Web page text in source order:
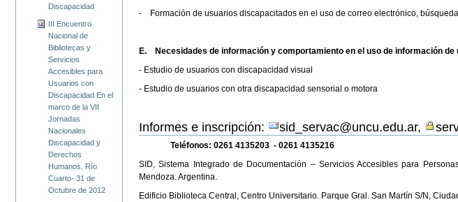
Discapacidad
III Encuentro
Nacional de
Bibliotecas y
Servicios
Accesibles para
Usuarios con
Discapacidad En el
marco de la VII
Jornadas
Nacionales
Discapacidad y
Derechos
Humanos. Río
Cuarto- 31 de
Octubre de 2012
- Formación de usuarios discapacitados en el uso de correo electrónico,
E.Necesidades de información y comportamiento en el uso de información de
- Estudio de usuarios con discapacidad visual
- Estudio de usuarios con otra discapacidad sensorial o motora
Informes e inscripción: sid_servac@uncu.edu.ar,
Teléfonos: 0261 4135203 - 0261 4135216
SID, Sistema Integrado de Documentación – Servicios Accesibles para
Mendoza. Argentina.
Edificio Biblioteca Central, Centro Universitario. Parque Gral. San Martín S/N,